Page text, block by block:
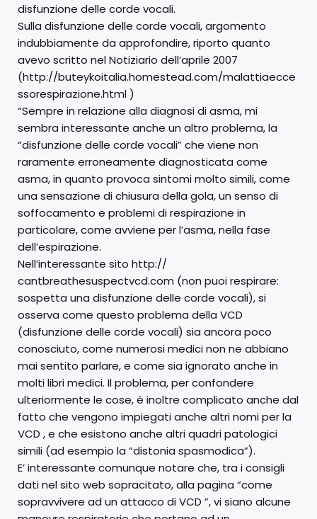
disfunzione delle corde vocali.
Sulla disfunzione delle corde vocali, argomento
indubbiamente da approfondire, riporto quanto
avevo scritto nel Notiziario dell’aprile 2007
(http://buteykoitalia.homestead.com/malattiaecce
ssorespirazione.html )
“Sempre in relazione alla diagnosi di asma, mi
sembra interessante anche un altro problema, la
“disfunzione delle corde vocali” che viene non
raramente erroneamente diagnosticata come
asma, in quanto provoca sintomi molto simili, come
una sensazione di chiusura della gola, un senso di
soffocamento e problemi di respirazione in
particolare, come avviene per l’asma, nella fase
dell’espirazione.
Nell’interessante sito http://
cantbreathesuspectvcd.com (non puoi respirare:
sospetta una disfunzione delle corde vocali), si
osserva come questo problema della VCD
(disfunzione delle corde vocali) sia ancora poco
conosciuto, come numerosi medici non ne abbiano
mai sentito parlare, e come sia ignorato anche in
molti libri medici. Il problema, per confondere
ulteriormente le cose, è inoltre complicato anche dal
fatto che vengono impiegati anche altri nomi per la
VCD , e che esistono anche altri quadri patologici
simili (ad esempio la “distonia spasmodica”).
E’ interessante comunque notare che, tra i consigli
dati nel sito web sopracitato, alla pagina “come
sopravvivere ad un attacco di VCD ”, vi siano alcune